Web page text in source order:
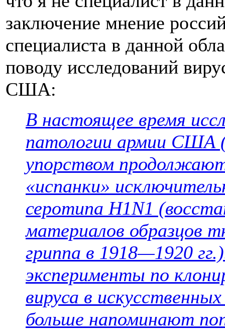
заключение мнение
специалиста в данной
поводу исследований
США:
В настоящее время
патологии армии США
упорством
«испанки»
серотипа H1N1
материалов образцов
гриппа в 1918—1920
эксперименты по
вируса в
больше напоминают